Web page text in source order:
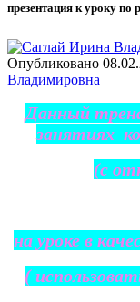
презентация к уроку по
Опубликовано
Владимировна
Данный
занятиях
(с
на уроке в
(